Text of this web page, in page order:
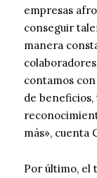
empresas
conseguir
manera
contamos
de
más», cuenta
Por último, el